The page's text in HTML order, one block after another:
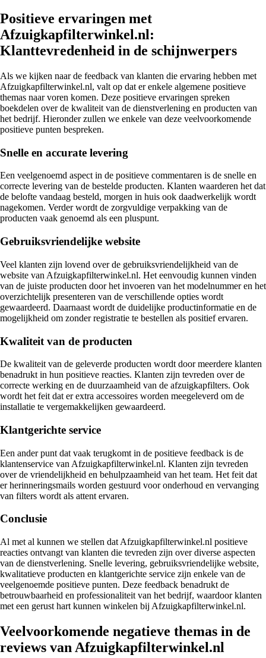
Positieve ervaringen met
Afzuigkapfilterwinkel.nl:
Klanttevredenheid in de schijnwerpers
Als we kijken naar de feedback van klanten die ervaring hebben met
Afzuigkapfilterwinkel.nl, valt op dat er enkele algemene positieve
themas naar voren komen. Deze positieve ervaringen spreken
boekdelen over de kwaliteit van de dienstverlening en producten van
het bedrijf. Hieronder zullen we enkele van deze veelvoorkomende
positieve punten bespreken.
Snelle en accurate levering
Een veelgenoemd aspect in de positieve commentaren is de snelle en
correcte levering van de bestelde producten. Klanten waarderen het dat
de belofte vandaag besteld, morgen in huis ook daadwerkelijk wordt
nagekomen. Verder wordt de zorgvuldige verpakking van de
producten vaak genoemd als een pluspunt.
Gebruiksvriendelijke website
Veel klanten zijn lovend over de gebruiksvriendelijkheid van de
website van Afzuigkapfilterwinkel.nl. Het eenvoudig kunnen vinden
van de juiste producten door het invoeren van het modelnummer en het
overzichtelijk presenteren van de verschillende opties wordt
gewaardeerd. Daarnaast wordt de duidelijke productinformatie en de
mogelijkheid om zonder registratie te bestellen als positief ervaren.
Kwaliteit van de producten
De kwaliteit van de geleverde producten wordt door meerdere klanten
benadrukt in hun positieve reacties. Klanten zijn tevreden over de
correcte werking en de duurzaamheid van de afzuigkapfilters. Ook
wordt het feit dat er extra accessoires worden meegeleverd om de
installatie te vergemakkelijken gewaardeerd.
Klantgerichte service
Een ander punt dat vaak terugkomt in de positieve feedback is de
klantenservice van Afzuigkapfilterwinkel.nl. Klanten zijn tevreden
over de vriendelijkheid en behulpzaamheid van het team. Het feit dat
er herinneringsmails worden gestuurd voor onderhoud en vervanging
van filters wordt als attent ervaren.
Conclusie
Al met al kunnen we stellen dat Afzuigkapfilterwinkel.nl positieve
reacties ontvangt van klanten die tevreden zijn over diverse aspecten
van de dienstverlening. Snelle levering, gebruiksvriendelijke website,
kwalitatieve producten en klantgerichte service zijn enkele van de
veelgenoemde positieve punten. Deze feedback benadrukt de
betrouwbaarheid en professionaliteit van het bedrijf, waardoor klanten
met een gerust hart kunnen winkelen bij Afzuigkapfilterwinkel.nl.
Veelvoorkomende negatieve themas in de
reviews van Afzuigkapfilterwinkel.nl